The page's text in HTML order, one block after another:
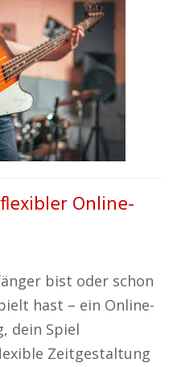
Online-
bist oder schon
hast – ein Online-
dein Spiel
Zeitgestaltung